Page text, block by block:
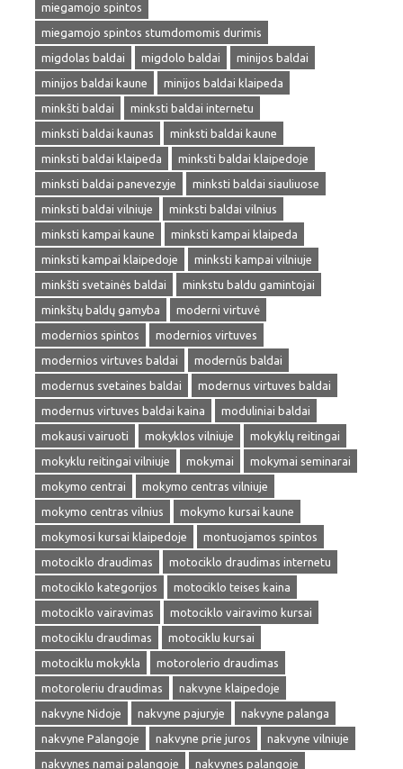
miegamojo spintos
miegamojo spintos stumdomomis durimis
migdolas baldai
migdolo baldai
minijos baldai
minijos baldai kaune
minijos baldai klaipeda
minkšti baldai
minksti baldai internetu
minksti baldai kaunas
minksti baldai kaune
minksti baldai klaipeda
minksti baldai klaipedoje
minksti baldai panevezyje
minksti baldai siauliuose
minksti baldai vilniuje
minksti baldai vilnius
minksti kampai kaune
minksti kampai klaipeda
minksti kampai klaipedoje
minksti kampai vilniuje
minkšti svetainės baldai
minkstu baldu gamintojai
minkštų baldų gamyba
moderni virtuvė
modernios spintos
modernios virtuves
modernios virtuves baldai
modernūs baldai
modernus svetaines baldai
modernus virtuves baldai
modernus virtuves baldai kaina
moduliniai baldai
mokausi vairuoti
mokyklos vilniuje
mokyklų reitingai
mokyklu reitingai vilniuje
mokymai
mokymai seminarai
mokymo centrai
mokymo centras vilniuje
mokymo centras vilnius
mokymo kursai kaune
mokymosi kursai klaipedoje
montuojamos spintos
motociklo draudimas
motociklo draudimas internetu
motociklo kategorijos
motociklo teises kaina
motociklo vairavimas
motociklo vairavimo kursai
motociklu draudimas
motociklu kursai
motociklu mokykla
motorolerio draudimas
motoroleriu draudimas
nakvyne klaipedoje
nakvyne Nidoje
nakvyne pajuryje
nakvyne palanga
nakvyne Palangoje
nakvyne prie juros
nakvyne vilniuje
nakvynes namai palangoje
nakvynes palangoje